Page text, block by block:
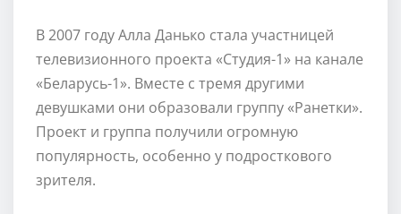
В 2007 году Алла Данько стала участницей
телевизионного проекта «Студия-1» на канале
«Беларусь-1». Вместе с тремя другими
девушками они образовали группу «Ранетки».
Проект и группа получили огромную
популярность, особенно у подросткового
зрителя.